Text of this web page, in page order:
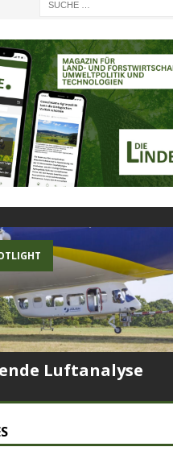
Luftanalyse